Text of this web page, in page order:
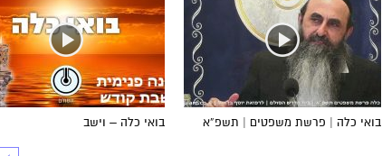
בואי כלה – וישב בואי כלה | פרשת משפטים | תשפ”א